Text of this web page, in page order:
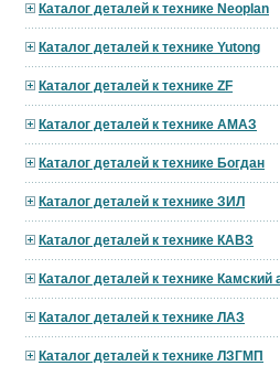
Каталог деталей к технике Neoplan
Каталог деталей к технике Yutong
Каталог деталей к технике ZF
Каталог деталей к технике АМАЗ
Каталог деталей к технике Богдан
Каталог деталей к технике ЗИЛ
Каталог деталей к технике КАВЗ
Каталог деталей к технике Камский
Каталог деталей к технике ЛАЗ
Каталог деталей к технике ЛЗГМП